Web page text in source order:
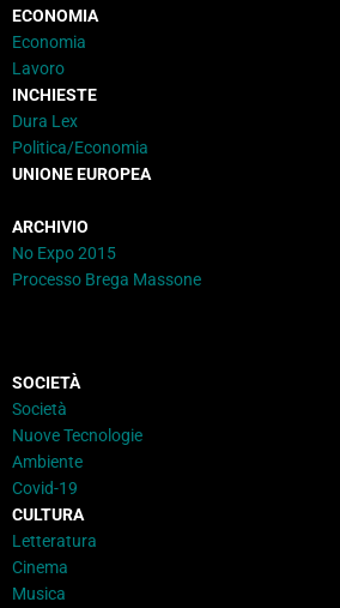
ECONOMIA
Economia
Lavoro
INCHIESTE
Dura Lex
Politica/Economia
UNIONE EUROPEA
ARCHIVIO
No Expo 2015
Processo Brega Massone
SOCIETÀ
Società
Nuove Tecnologie
Ambiente
Covid-19
CULTURA
Letteratura
Cinema
Musica